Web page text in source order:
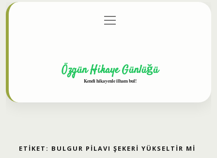
Gizlilik Politikası
menüyü
aç
Özgün Hikaye Günlüğü
Kendi hikayenle ilham bul!
ETIKET: BULGUR PILAVI ŞEKERI YÜKSELTIR MI